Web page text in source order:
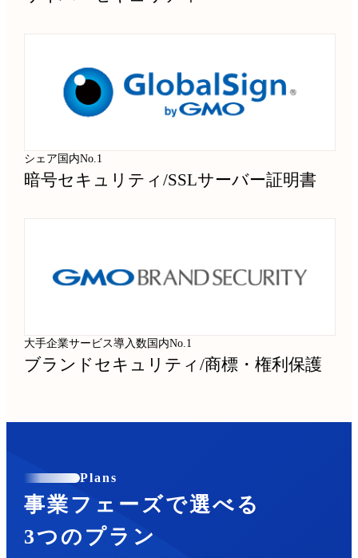
シェア国内No.1
暗号セキュリティ/SSLサーバー証明書
大手企業サービス導入数国内No.1
ブランドセキュリティ/商標・権利保護
Plans
事業フェーズで選べる
3つのプラン